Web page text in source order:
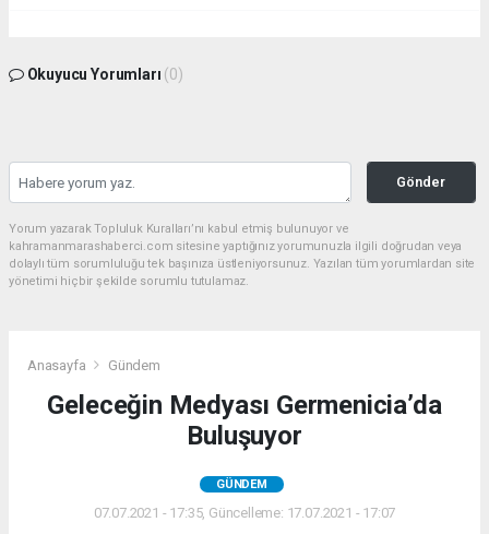
Okuyucu Yorumları (0)
Gönder
Yorum yazarak Topluluk Kuralları’nı kabul etmiş bulunuyor ve
kahramanmarashaberci.com sitesine yaptığınız yorumunuzla ilgili doğrudan veya
dolaylı tüm sorumluluğu tek başınıza üstleniyorsunuz. Yazılan tüm yorumlardan site
yönetimi hiçbir şekilde sorumlu tutulamaz.
Anasayfa Gündem
Geleceğin Medyası Germenicia’da
Buluşuyor
GÜNDEM
07.07.2021 - 17:35, Güncelleme: 17.07.2021 - 17:07